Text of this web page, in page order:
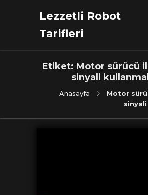
Lezzetli Robot
Tarifleri
Etiket: Motor sürücü
sinyali
Anasayfa
Motor